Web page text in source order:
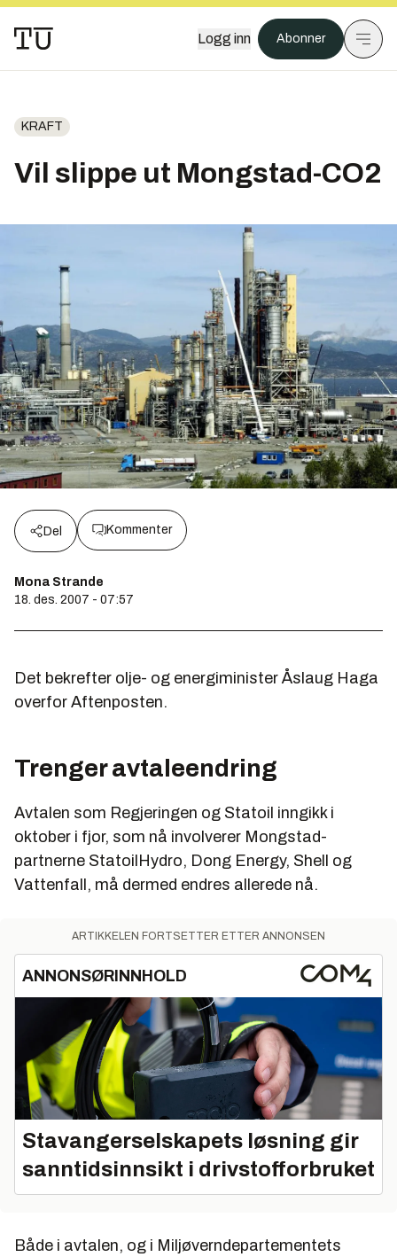
Logg inn Abonner
KRAFT
Vil slippe ut Mongstad-CO2
Del Kommenter
Mona Strande
18. des. 2007 - 07:57
Det bekrefter olje- og energiminister Åslaug Haga
overfor Aftenposten.
Trenger avtaleendring
Avtalen som Regjeringen og Statoil inngikk i
oktober i fjor, som nå involverer Mongstad-
partnerne StatoilHydro, Dong Energy, Shell og
Vattenfall, må dermed endres allerede nå.
ARTIKKELEN FORTSETTER ETTER ANNONSEN
ANNONSØRINNHOLD
Stavangerselskapets løsning gir
sanntidsinnsikt i drivstofforbruket
Både i avtalen, og i Miljøverndepartementets